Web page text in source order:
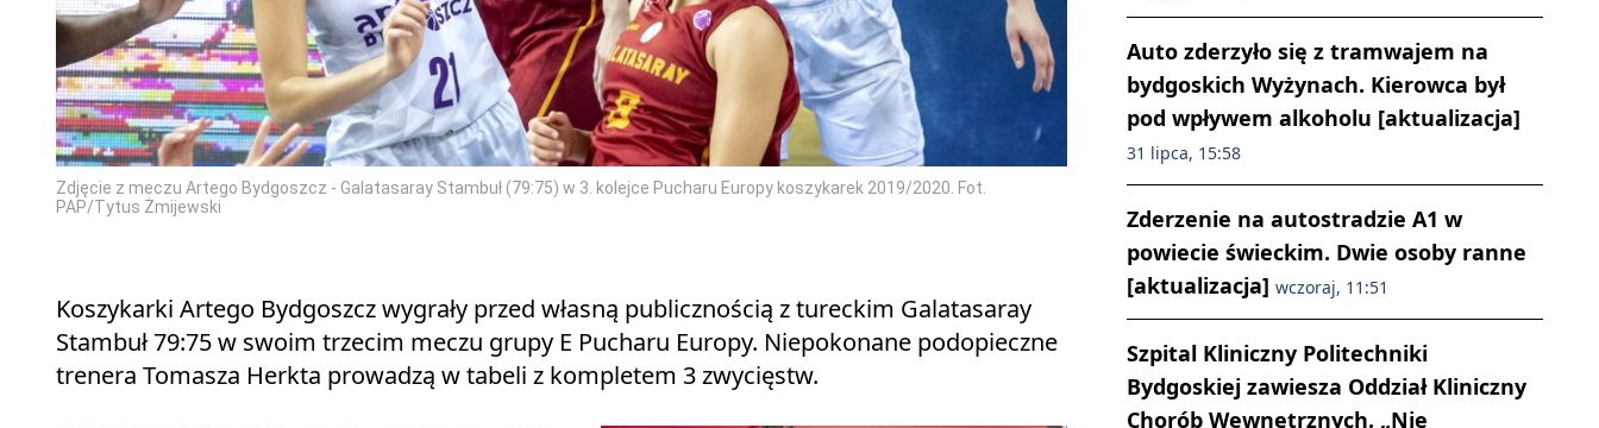
Zdjęcie z meczu Artego Bydgoszcz - Galatasaray Stambuł (79:75) w 3. kolejce Pucharu Europy koszykarek 2019/2020. Fot.
PAP/Tytus Żmijewski
Koszykarki Artego Bydgoszcz wygrały przed własną publicznością z tureckim Galatasaray
Stambuł 79:75 w swoim trzecim meczu grupy E Pucharu Europy. Niepokonane podopieczne
trenera Tomasza Herkta prowadzą w tabeli z kompletem 3 zwycięstw.
Auto zderzyło się z tramwajem na
bydgoskich Wyżynach. Kierowca był
pod wpływem alkoholu [aktualizacja]
31 lipca, 15:58
Zderzenie na autostradzie A1 w
powiecie świeckim. Dwie osoby ranne
[aktualizacja] wczoraj, 11:51
Szpital Kliniczny Politechniki
Bydgoskiej zawiesza Oddział Kliniczny
Chorób Wewnętrznych. „Nie